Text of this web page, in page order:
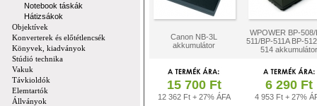
Notebook táskák
Hátizsákok
Objektívek
Konverterek és előtétlencsék
Könyvek, kiadványok
Stúdió technika
Vakuk
Távkioldók
Elemtartók
Állványok
Canon NB-3L
akkumulátor
WPOWER BP-508/
511/BP-511A BP-
514 akkumulátor
15 700 Ft
12 362 Ft + 27% ÁFA
6 290 Ft
4 953 Ft + 27%